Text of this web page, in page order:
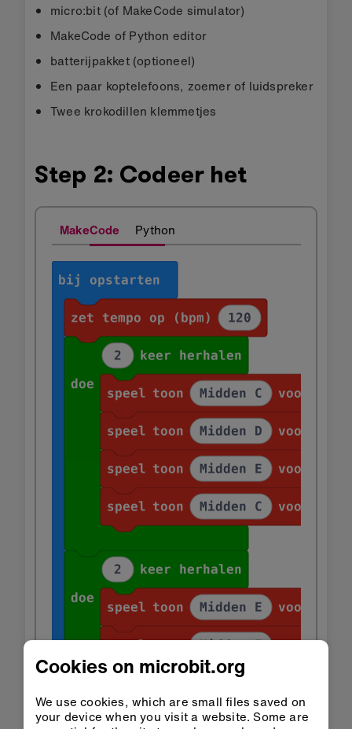
micro:bit (of MakeCode simulator)
MakeCode of Python editor
batterijpakket (optioneel)
Een paar koptelefoons, zoemer of luidspreker
Twee krokodillen klemmetjes
Step 2: Codeer het
MakeCode Python
Cookies on microbit.org
We use cookies, which are small files saved on
your device when you visit a website. Some are